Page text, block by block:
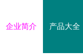
企业简介 产品大全